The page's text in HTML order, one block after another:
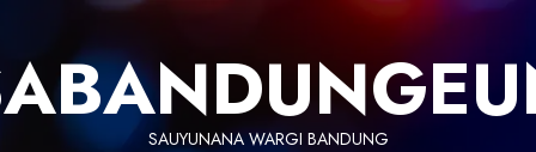
content
SAUYUNANA WARGI BANDUNG